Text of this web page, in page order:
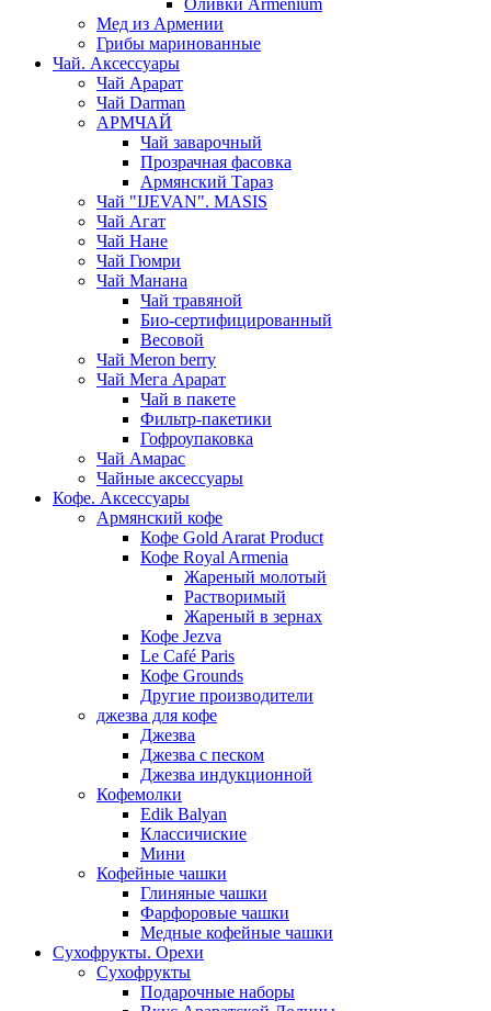
Оливки Armenium
Мед из Армении
Грибы маринованные
Чай. Аксессуары
Чай Арарат
Чай Darman
АРМЧАЙ
Чай заварочный
Прозрачная фасовка
Армянский Тараз
Чай "IJEVAN". MASIS
Чай Агат
Чай Нане
Чай Гюмри
Чай Манана
Чай травяной
Био-сертифицированный
Весовой
Чай Meron berry
Чай Мега Арарат
Чай в пакете
Фильтр-пакетики
Гофроупаковка
Чай Амарас
Чайные аксессуары
Кофе. Аксессуары
Армянский кофе
Кофе Gold Ararat Product
Кофе Royal Armenia
Жареный молотый
Растворимый
Жареный в зернах
Кофе Jezva
Le Café Paris
Кофе Grounds
Другие производители
джезва для кофе
Джезва
Джезва с песком
Джезва индукционной
Кофемолки
Edik Balyan
Классичиские
Мини
Кофейные чашки
Глиняные чашки
Фарфоровые чашки
Медные кофейные чашки
Сухофрукты. Орехи
Сухофрукты
Подарочные наборы